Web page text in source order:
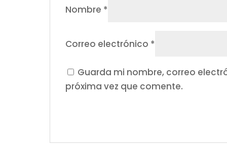
Nombre *
Correo electrónico *
Guarda mi nombre, correo
próxima vez que comente.